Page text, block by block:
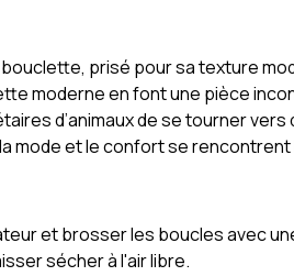
prisé pour sa texture
moderne en font une pièce
d’animaux de se tourner vers
mode et le confort se
et brosser les boucles avec
sécher à l'air libre.